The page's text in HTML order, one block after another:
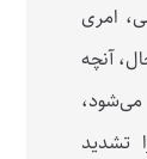
امری
آنچه
تشدید